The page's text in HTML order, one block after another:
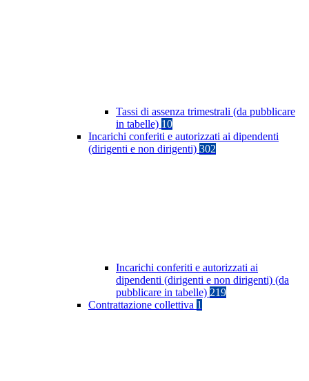
Tassi di assenza trimestrali (da pubblicare
in tabelle) 10
Incarichi conferiti e autorizzati ai dipendenti
(dirigenti e non dirigenti) 302
Incarichi conferiti e autorizzati ai
dipendenti (dirigenti e non dirigenti) (da
pubblicare in tabelle) 219
Contrattazione collettiva 1